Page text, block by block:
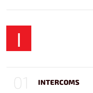
I
01 INTERCOMS